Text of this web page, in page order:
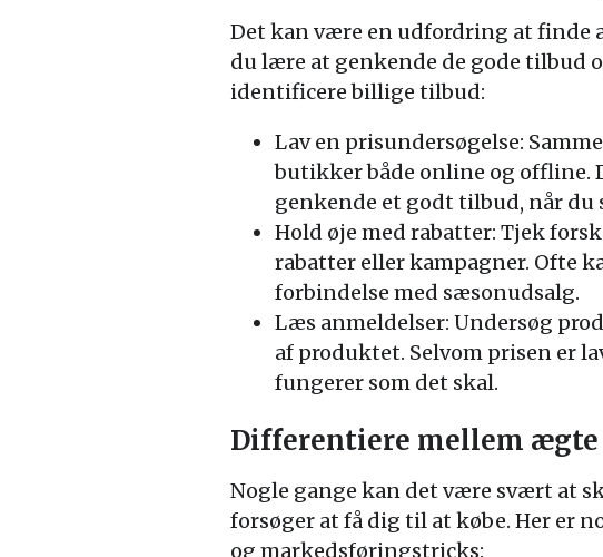
Det kan være en udfordring at finde
du lære at genkende de gode tilbud
identificere billige tilbud:
Lav en prisundersøgelse:
butikker både online og offline.
genkende et godt tilbud, når du
Hold øje med rabatter: Tjek
rabatter eller kampagner. Ofte
forbindelse med sæsonudsalg.
Læs anmeldelser: Undersøg
af produktet. Selvom prisen er
fungerer som det skal.
Differentiere mellem
Nogle gange kan det være svært at
forsøger at få dig til at købe. Her er
og markedsføringstricks: